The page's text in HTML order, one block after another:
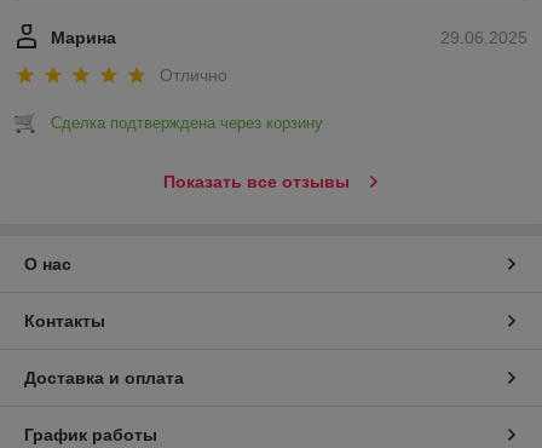
29.06.2025
Марина
Отлично
Сделка подтверждена через корзину
Показать все отзывы
О нас
Контакты
Доставка и оплата
График работы